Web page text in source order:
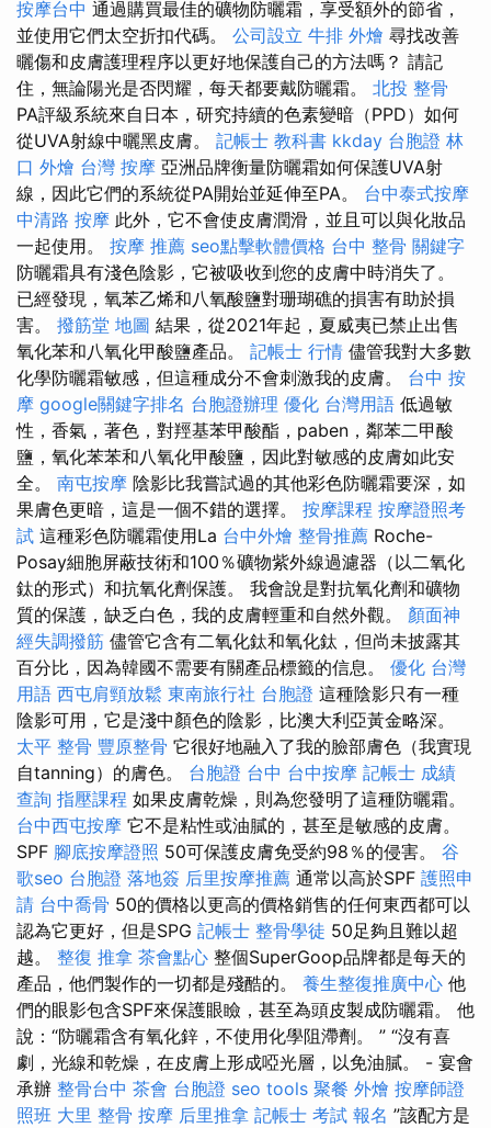
按摩台中 通過購買最佳的礦物防曬霜，享受額外的節省，
並使用它們太空折扣代碼。 公司設立 牛排 外燴 尋找改善
曬傷和皮膚護理程序以更好地保護自己的方法嗎？ 請記
住，無論陽光是否閃耀，每天都要戴防曬霜。 北投 整骨
PA評級系統來自日本，研究持續的色素變暗（PPD）如何
從UVA射線中曬黑皮膚。 記帳士 教科書 kkday 台胞證 林
口 外燴 台灣 按摩 亞洲品牌衡量防曬霜如何保護UVA射
線，因此它們的系統從PA開始並延伸至PA。 台中泰式按摩
中清路 按摩 此外，它不會使皮膚潤滑，並且可以與化妝品
一起使用。 按摩 推薦 seo點擊軟體價格 台中 整骨 關鍵字
防曬霜具有淺色陰影，它被吸收到您的皮膚中時消失了。
已經發現，氧苯乙烯和八氧酸鹽對珊瑚礁的損害有助於損
害。 撥筋堂 地圖 結果，從2021年起，夏威夷已禁止出售
氧化苯和八氧化甲酸鹽產品。 記帳士 行情 儘管我對大多數
化學防曬霜敏感，但這種成分不會刺激我的皮膚。 台中 按
摩 google關鍵字排名 台胞證辦理 優化 台灣用語 低過敏
性，香氣，著色，對羥基苯甲酸酯，paben，鄰苯二甲酸
鹽，氧化苯苯和八氧化甲酸鹽，因此對敏感的皮膚如此安
全。 南屯按摩 陰影比我嘗試過的其他彩色防曬霜要深，如
果膚色更暗，這是一個不錯的選擇。 按摩課程 按摩證照考
試 這種彩色防曬霜使用La 台中外燴 整骨推薦 Roche-
Posay細胞屏蔽技術和100％礦物紫外線過濾器（以二氧化
鈦的形式）和抗氧化劑保護。 我會說是對抗氧化劑和礦物
質的保護，缺乏白色，我的皮膚輕重和自然外觀。 顏面神
經失調撥筋 儘管它含有二氧化鈦和氧化鈦，但尚未披露其
百分比，因為韓國不需要有關產品標籤的信息。 優化 台灣
用語 西屯肩頸放鬆 東南旅行社 台胞證 這種陰影只有一種
陰影可用，它是淺中顏色的陰影，比澳大利亞黃金略深。
太平 整骨 豐原整骨 它很好地融入了我的臉部膚色（我實現
自tanning）的膚色。 台胞證 台中 台中按摩 記帳士 成績
查詢 指壓課程 如果皮膚乾燥，則為您發明了這種防曬霜。
台中西屯按摩 它不是粘性或油膩的，甚至是敏感的皮膚。
SPF 腳底按摩證照 50可保護皮膚免受約98％的侵害。 谷
歌seo 台胞證 落地簽 后里按摩推薦 通常以高於SPF 護照申
請 台中喬骨 50的價格以更高的價格銷售的任何東西都可以
認為它更好，但是SPG 記帳士 整骨學徒 50足夠且難以超
越。 整復 推拿 茶會點心 整個SuperGoop品牌都是每天的
產品，他們製作的一切都是殘酷的。 養生整復推廣中心 他
們的眼影包含SPF來保護眼瞼，甚至為頭皮製成防曬霜。 他
說：“防曬霜含有氧化鋅，不使用化學阻滯劑。 ” “沒有喜
劇，光線和乾燥，在皮膚上形成啞光層，以免油膩。 - 宴會
承辦 整骨台中 茶會 台胞證 seo tools 聚餐 外燴 按摩師證
照班 大里 整骨 按摩 后里推拿 記帳士 考試 報名 ”該配方是